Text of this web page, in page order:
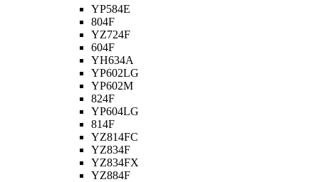
YP584E
804F
YZ724F
604F
YH634A
YP602LG
YP602M
824F
YP604LG
814F
YZ814FC
YZ834F
YZ834FX
YZ884F